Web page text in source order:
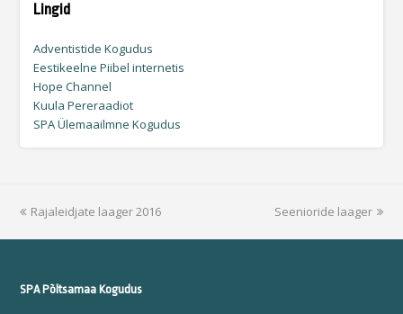
Lingid
Adventistide Kogudus
Eestikeelne Piibel internetis
Hope Channel
Kuula Pereraadiot
SPA Ülemaailmne Kogudus
previous
Rajaleidjate laager 2016
next
Seenioride laager
SPA Põltsamaa Kogudus